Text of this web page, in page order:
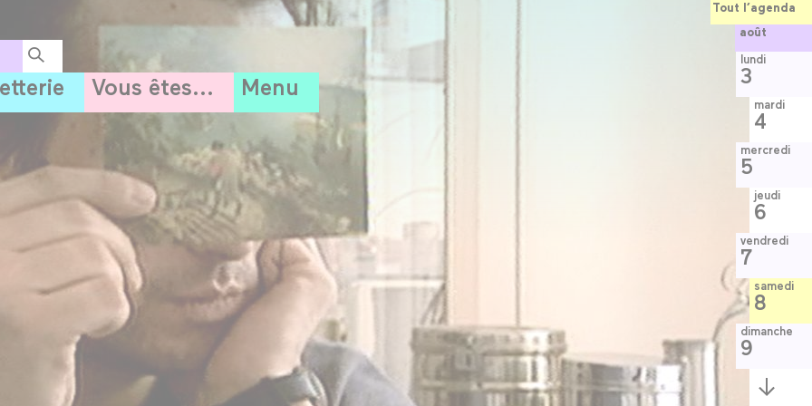
Vous êtes... Menu
Tout l’agenda
août
lundi
3
mardi
4
mercredi
5
jeudi
6
vendredi
7
samedi
8
dimanche
9
Semaine
suivante